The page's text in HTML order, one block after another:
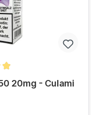
von 4.8 von 5 Sternen
20mg - Culami